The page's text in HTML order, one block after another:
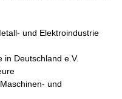
und Elektroindustrie
in Deutschland e.V.
und